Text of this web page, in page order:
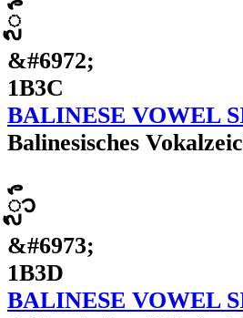
ᬼ
&#6972;
1B3C
BALINESE VOWEL
Balinesisches
ᬽ
&#6973;
1B3D
BALINESE VOWEL